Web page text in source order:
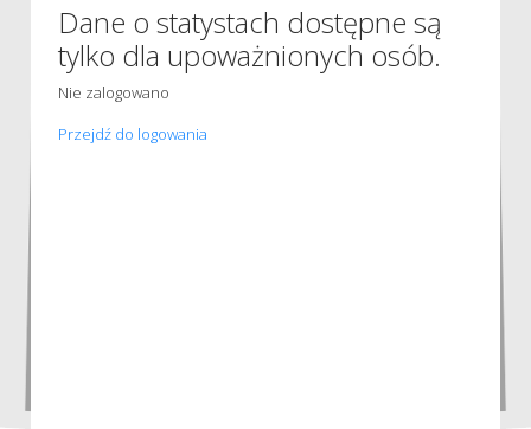
Dane o statystach dostępne są
tylko dla upoważnionych osób.
Nie zalogowano
Przejdź do logowania